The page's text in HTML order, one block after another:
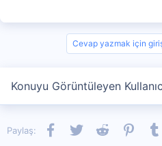
Cevap yazmak için
Konuyu Görüntüleyen
Paylaş: Facebook
TwitterReddit